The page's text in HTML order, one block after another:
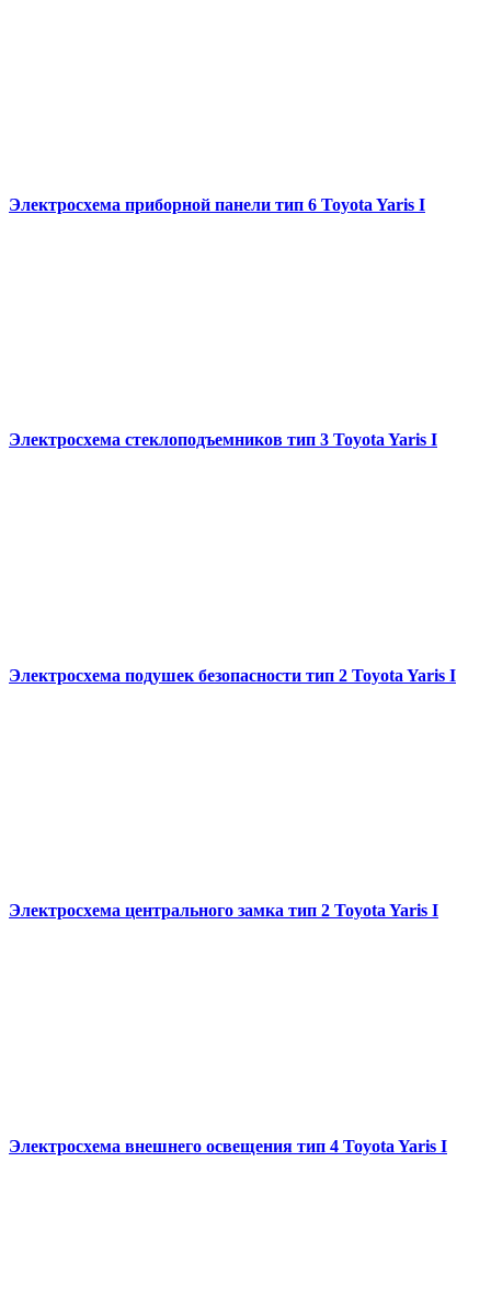
Электросхема приборной панели тип 6 Toyota Yaris I
Электросхема стеклоподъемников тип 3 Toyota Yaris I
Электросхема подушек безопасности тип 2 Toyota Yaris I
Электросхема центрального замка тип 2 Toyota Yaris I
Электросхема внешнего освещения тип 4 Toyota Yaris I